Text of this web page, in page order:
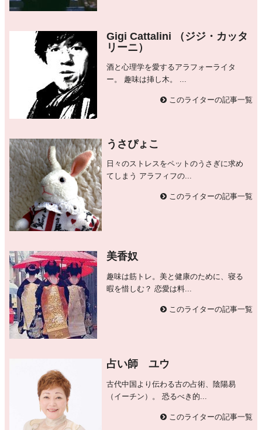
Gigi Cattalini （ジジ・カッタ
リーニ）
酒と心理学を愛するアラフォーライタ
ー。 趣味は挿し木。 ...
このライターの記事一覧
うさぴょこ
日々のストレスをペットのうさぎに求め
てしまう アラフィフの...
このライターの記事一覧
美香奴
趣味は筋トレ。美と健康のために、寝る
暇を惜しむ？ 恋愛は料...
このライターの記事一覧
占い師 ユウ
古代中国より伝わる古の占術、陰陽易
（イーチン）。 恐るべき的...
このライターの記事一覧